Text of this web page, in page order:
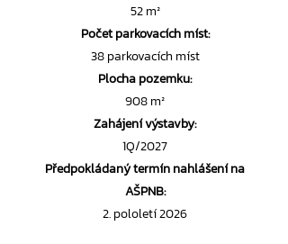
52 m²
Počet parkovacích míst:
38 parkovacích míst
Plocha pozemku:
908 m²
Zahájení výstavby:
1Q/2027
Předpokládaný termín nahlášení na
AŠPNB:
2. pololetí 2026